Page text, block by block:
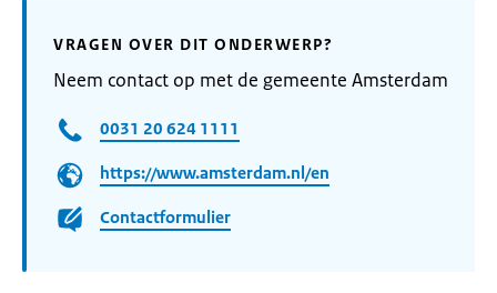
VRAGEN OVER DIT ONDERWERP?
Neem contact op met de gemeente Amsterdam
0031 20 624 1111
https://www.amsterdam.nl/en
Contactformulier